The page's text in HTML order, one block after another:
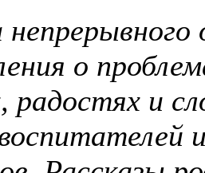
о
радостях и